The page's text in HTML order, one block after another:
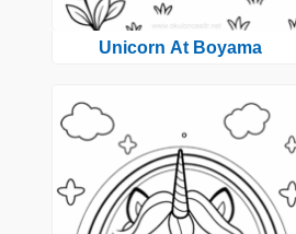
Unicorn At Boyama